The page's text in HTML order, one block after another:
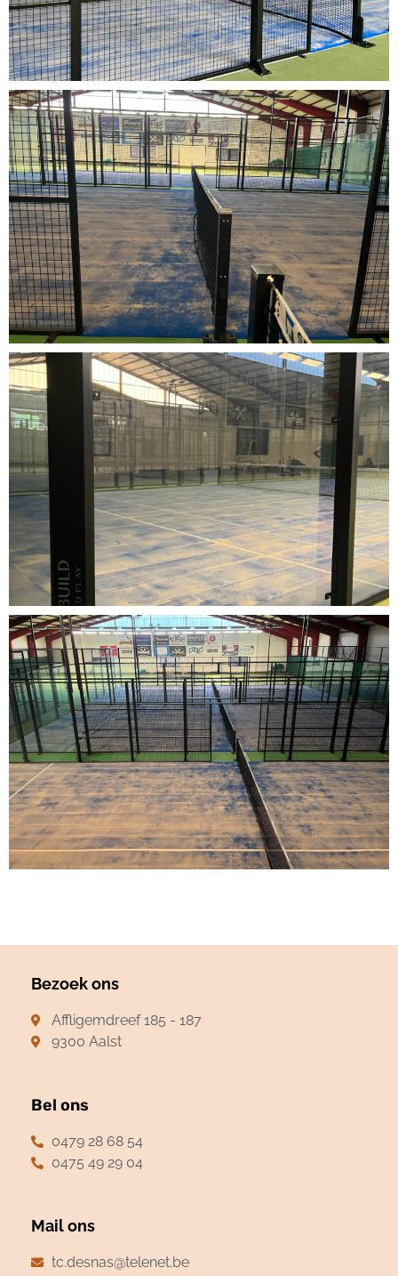
Bezoek ons
Affligemdreef 185 - 187
9300 Aalst
Bel ons
0479 28 68 54
0475 49 29 04
Mail ons
tc.desnas@telenet.be